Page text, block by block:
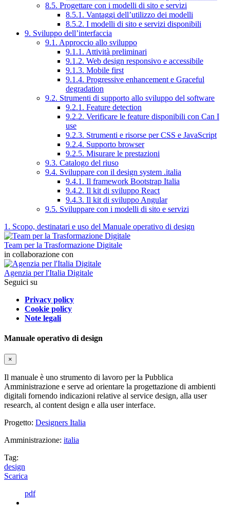
8.5. Progettare con i modelli di sito e servizi
8.5.1. Vantaggi dell’utilizzo dei modelli
8.5.2. I modelli di sito e servizi disponibili
9. Sviluppo dell’interfaccia
9.1. Approccio allo sviluppo
9.1.1. Attività preliminari
9.1.2. Web design responsivo e accessibile
9.1.3. Mobile first
9.1.4. Progressive enhancement e Graceful
degradation
9.2. Strumenti di supporto allo sviluppo del software
9.2.1. Feature detection
9.2.2. Verificare le feature disponibili con Can I
use
9.2.3. Strumenti e risorse per CSS e JavaScript
9.2.4. Supporto browser
9.2.5. Misurare le prestazioni
9.3. Catalogo del riuso
9.4. Sviluppare con il design system .italia
9.4.1. Il framework Bootstrap Italia
9.4.2. Il kit di sviluppo React
9.4.3. Il kit di sviluppo Angular
9.5. Sviluppare con i modelli di sito e servizi
1. Scopo, destinatari e uso del Manuale operativo di design
Team per la Trasformazione Digitale
in collaborazione con
Agenzia per l'Italia Digitale
Seguici su
Privacy policy
Cookie policy
Note legali
Manuale operativo di design
×
Il manuale è uno strumento di lavoro per la Pubblica
Amministrazione e serve ad orientare la progettazione di ambienti
digitali fornendo indicazioni relative al service design, alla user
research, al content design e alla user interface.
Progetto: Designers Italia
Amministrazione: italia
Tag:
design
Scarica
pdf